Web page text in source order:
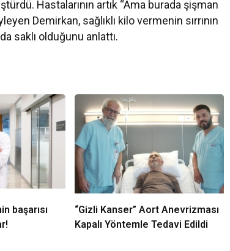
Hastalarının artık “Ama burada şişman
Demirkan, sağlıklı kilo vermenin sırrının
saklı olduğunu anlattı.
başarısı
“Gizli Kanser” Aort Anevrizması
Kapalı Yöntemle Tedavi Edildi